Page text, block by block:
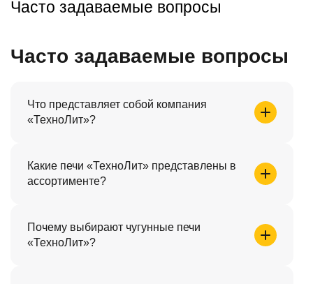
Часто задаваемые вопросы
Часто задаваемые вопросы
Что представляет собой компания
«ТехноЛит»?
чугунных печей и комплектующих для бань.
Предприятие выпускает печи серии «Гефест»,
Какие печи «ТехноЛит» представлены в
ассортименте?
различных серий и мощностей. Среди популярных
решений — модели «Гефест», «Гром», «Гроза»,
Почему выбирают чугунные печи
«ТехноЛит»?